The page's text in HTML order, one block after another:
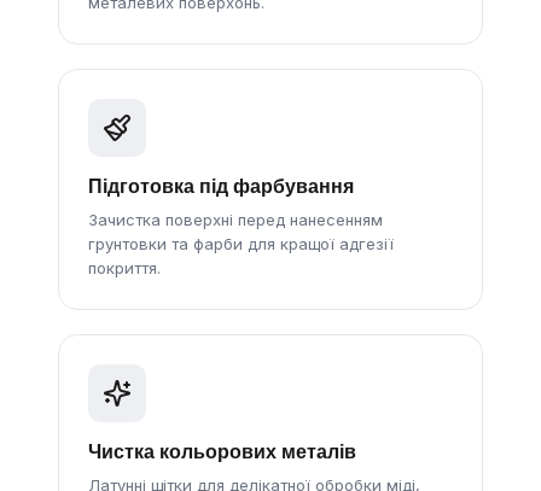
Підготовка під фарбування
Зачистка поверхні перед нанесенням
грунтовки та фарби для кращої адгезії
покриття.
Чистка кольорових металів
Латунні щітки для делікатної обробки міді,